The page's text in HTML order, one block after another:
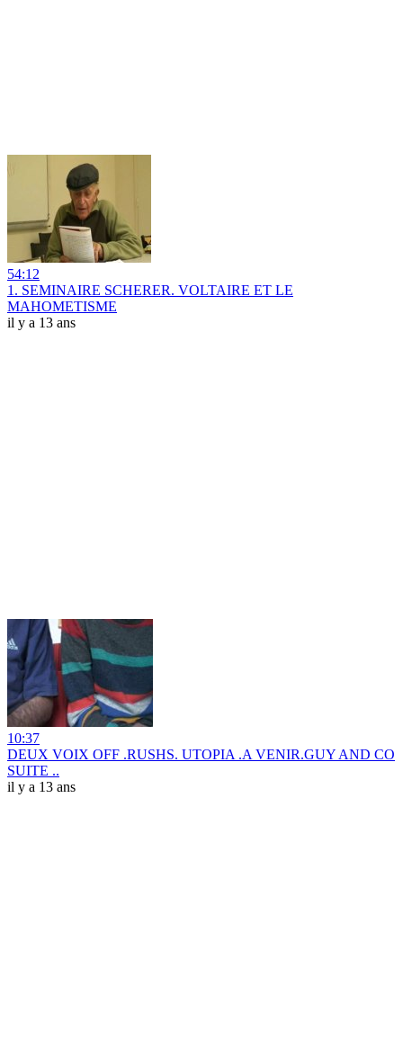
54:12
1. SEMINAIRE SCHERER. VOLTAIRE ET LE
MAHOMETISME
il y a 13 ans
10:37
DEUX VOIX OFF .RUSHS. UTOPIA .A VENIR.GUY AND CO
SUITE ..
il y a 13 ans